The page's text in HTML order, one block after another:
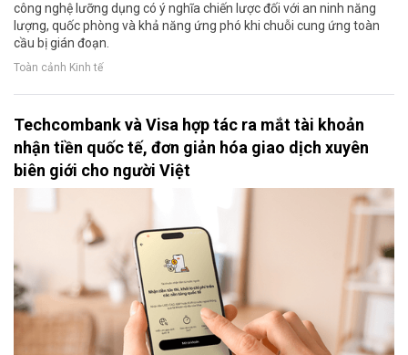
công nghệ lưỡng dụng có ý nghĩa chiến lược đối với an ninh năng
lượng, quốc phòng và khả năng ứng phó khi chuỗi cung ứng toàn
cầu bị gián đoạn.
Toàn cảnh Kinh tế
Techcombank và Visa hợp tác ra mắt tài khoản
nhận tiền quốc tế, đơn giản hóa giao dịch xuyên
biên giới cho người Việt